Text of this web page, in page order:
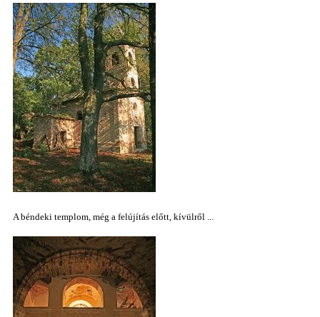
A béndeki templom, még a felújítás előtt, kívülről ...